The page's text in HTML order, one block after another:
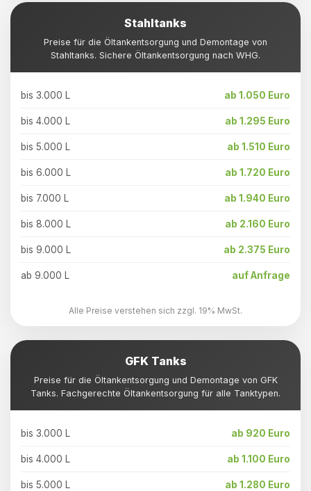
Stahltanks
Preise für die Öltankentsorgung und Demontage von
Stahltanks. Sichere Öltankentsorgung nach WHG.
bis 3.000 L ab 1.050 Euro
bis 4.000 L ab 1.295 Euro
bis 5.000 L ab 1.510 Euro
bis 6.000 L ab 1.720 Euro
bis 7.000 L ab 1.940 Euro
bis 8.000 L ab 2.160 Euro
bis 9.000 L ab 2.375 Euro
ab 9.000 L auf Anfrage
Alle Preise verstehen sich zzgl. 19% MwSt.
GFK Tanks
Preise für die Öltankentsorgung und Demontage von GFK
Tanks. Fachgerechte Öltankentsorgung für alle Tanktypen.
bis 3.000 L ab 920 Euro
bis 4.000 L ab 1.100 Euro
bis 5.000 L ab 1.280 Euro